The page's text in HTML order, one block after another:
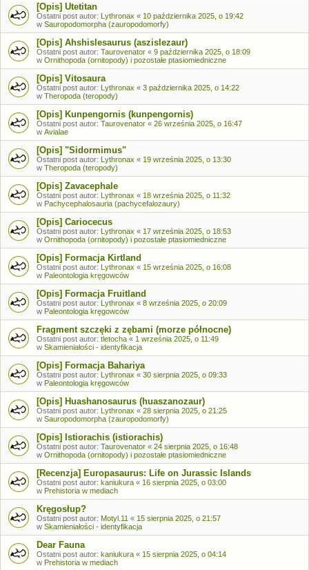
[Opis] Utetitan
Ostatni post autor: Lythronax « 10 października 2025, o 19:42
w Sauropodomorpha (zauropodomorfy)
[Opis] Ahshislesaurus (aszislezaur)
Ostatni post autor: Taurovenator « 9 października 2025, o 18:09
w Ornithopoda (ornitopody) i pozostałe ptasiomiedniczne
[Opis] Vitosaura
Ostatni post autor: Lythronax « 3 października 2025, o 14:22
w Theropoda (teropody)
[Opis] Kunpengornis (kunpengornis)
Ostatni post autor: Taurovenator « 26 września 2025, o 16:47
w Avialae
[Opis] "Sidormimus"
Ostatni post autor: Lythronax « 19 września 2025, o 13:30
w Theropoda (teropody)
[Opis] Zavacephale
Ostatni post autor: Lythronax « 18 września 2025, o 11:32
w Pachycephalosauria (pachycefalozaury)
[Opis] Cariocecus
Ostatni post autor: Lythronax « 17 września 2025, o 18:53
w Ornithopoda (ornitopody) i pozostałe ptasiomiedniczne
[Opis] Formacja Kirtland
Ostatni post autor: Lythronax « 15 września 2025, o 16:08
w Paleontologia kręgowców
[Opis] Formacja Fruitland
Ostatni post autor: Lythronax « 8 września 2025, o 20:09
w Paleontologia kręgowców
Fragment szczęki z zębami (morze północne)
Ostatni post autor: tletocha « 1 września 2025, o 11:49
w Skamieniałości - identyfikacja
[Opis] Formacja Bahariya
Ostatni post autor: Lythronax « 30 sierpnia 2025, o 09:33
w Paleontologia kręgowców
[Opis] Huashanosaurus (huaszanozaur)
Ostatni post autor: Lythronax « 28 sierpnia 2025, o 21:25
w Sauropodomorpha (zauropodomorfy)
[Opis] Istiorachis (istiorachis)
Ostatni post autor: Taurovenator « 24 sierpnia 2025, o 16:48
w Ornithopoda (ornitopody) i pozostałe ptasiomiedniczne
[Recenzja] Europasaurus: Life on Jurassic Islands
Ostatni post autor: kaniukura « 16 sierpnia 2025, o 03:00
w Prehistoria w mediach
Kręgosłup?
Ostatni post autor: Motyl.11 « 15 sierpnia 2025, o 21:57
w Skamieniałości - identyfikacja
Dear Fauna
Ostatni post autor: kaniukura « 15 sierpnia 2025, o 04:14
w Prehistoria w mediach